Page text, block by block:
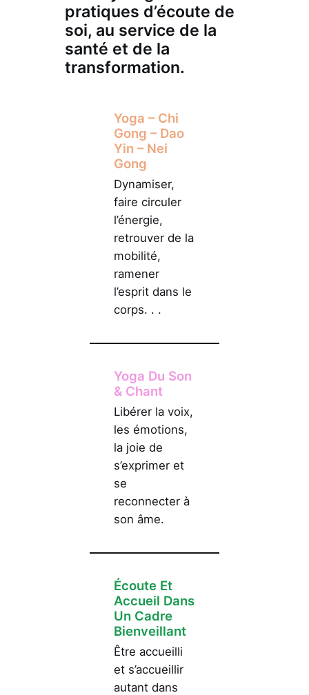
pratiques d’écoute de
soi, au service de la
santé et de la
transformation.
Yoga – Chi
Gong – Dao
Yin – Nei
Gong
Dynamiser,
faire circuler
l’énergie,
retrouver de la
mobilité,
ramener
l’esprit dans le
corps. . .
Yoga Du Son
& Chant
Libérer la voix,
les émotions,
la joie de
s’exprimer et
se
reconnecter à
son âme.
Écoute Et
Accueil Dans
Un Cadre
Bienveillant
Être accueilli
et s’accueillir
autant dans